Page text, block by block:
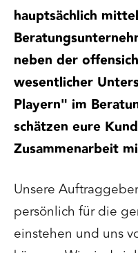
hauptsächlich
neben der
wesentlicher
Playern" im
schätzen eure
Zusammenarbeit
Unsere
persönlich für die
einstehen und uns